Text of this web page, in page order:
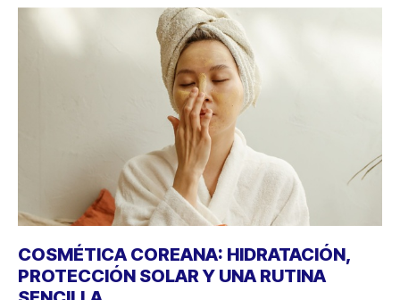
COSMÉTICA COREANA: HIDRATACIÓN,
PROTECCIÓN SOLAR Y UNA RUTINA